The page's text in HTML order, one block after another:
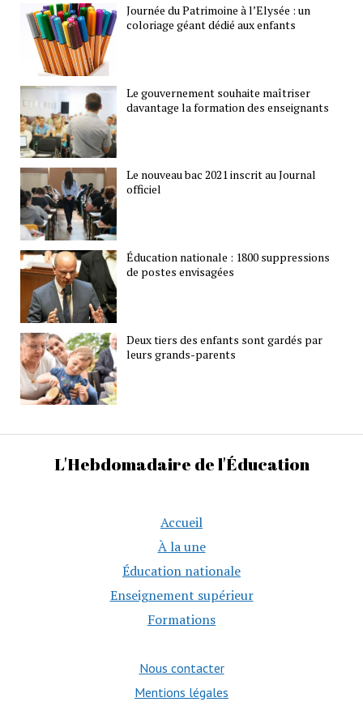
Journée du Patrimoine à l’Elysée : un
coloriage géant dédié aux enfants
Le gouvernement souhaite maîtriser
davantage la formation des enseignants
Le nouveau bac 2021 inscrit au Journal
officiel
Éducation nationale : 1800 suppressions
de postes envisagées
Deux tiers des enfants sont gardés par
leurs grands-parents
L'Hebdomadaire de l'Éducation
Accueil
À la une
Éducation nationale
Enseignement supérieur
Formations
Nous contacter
Mentions légales